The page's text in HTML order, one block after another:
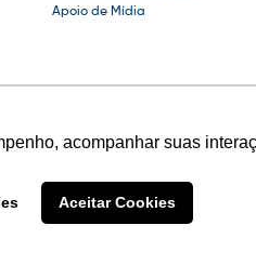
acompanhar suas
Aceitar Cookies
Apoio de Mídia